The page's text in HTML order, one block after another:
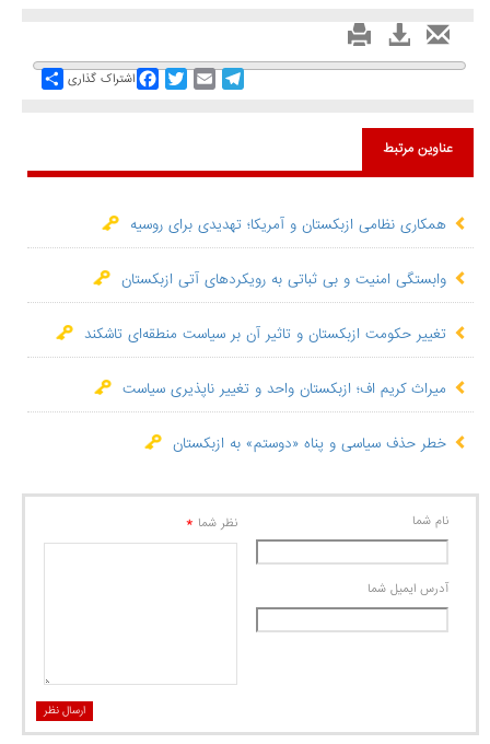
Share اشتراک گذاری
FacebookTwitterEmail
Telegram
عناوین مرتبط
همکاری نظامی ازبکستان و آمریکا؛ تهدیدی برای روسیه
وابستگی امنیت و بی ثباتی به رویکردهای آتی ازبکستان
تغییر حکومت ازبکستان و تاثیر آن بر سیاست منطقه‌ای تاشکند
میراث کریم اف؛ ازبکستان واحد و تغییر ناپذیری سیاست
خطر حذف سیاسی و پناه «دوستم» به ازبکستان
نام شما
آدرس ايميل شما
نظر شما *
ارسال نظر